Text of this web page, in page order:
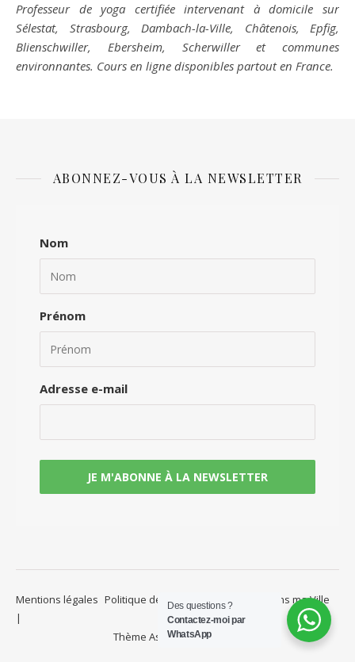
Professeur de yoga certifiée intervenant à domicile sur
Sélestat, Strasbourg, Dambach-la-Ville, Châtenois, Epfig,
Blienschwiller, Ebersheim, Scherwiller et communes
environnantes. Cours en ligne disponibles partout en France.
ABONNEZ-VOUS À LA NEWSLETTER
Nom
Prénom
Adresse e-mail
Mentions légales Politique de confidentialité Yoga dans ma Ville
Thème Ashe parWP Royal
Des questions ?
Contactez-moi par
WhatsApp